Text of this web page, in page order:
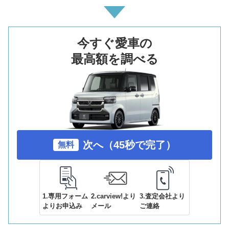
今すぐ愛車の
最高額を調べる
無料 次へ（45秒で完了）
1.専用フォーム
よりお申込み
2.carview!より
メール
3.査定会社より
ご連絡